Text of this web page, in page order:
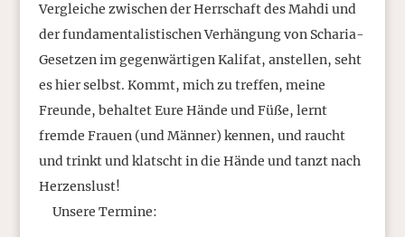
Vergleiche zwischen der Herrschaft des Mahdi und
der fundamentalistischen Verhängung von Scharia-
Gesetzen im gegenwärtigen Kalifat, anstellen, seht
es hier selbst. Kommt, mich zu treffen, meine
Freunde, behaltet Eure Hände und Füße, lernt
fremde Frauen (und Männer) kennen, und raucht
und trinkt und klatscht in die Hände und tanzt nach
Herzenslust!
Unsere Termine: